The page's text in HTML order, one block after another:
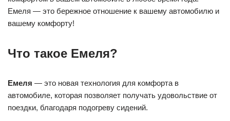
Емеля — это бережное отношение к вашему автомобилю и
вашему комфорту!
Что такое Емеля?
Емеля — это новая технология для комфорта в
автомобиле, которая позволяет получать удовольствие от
поездки, благодаря подогреву сидений.